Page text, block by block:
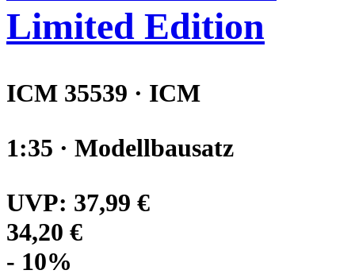
Limited Edition
ICM 35539 · ICM
1:35 · Modellbausatz
UVP: 37,99 €
34,20 €
- 10%